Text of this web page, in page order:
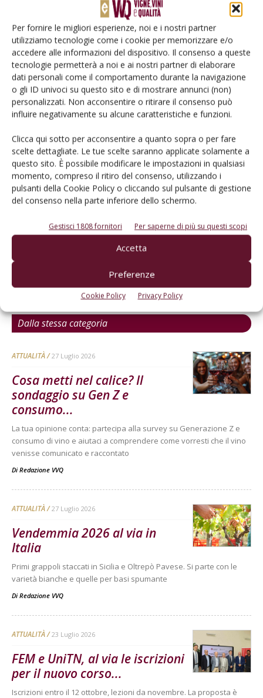
Per fornire le migliori esperienze, noi e i nostri partner
utilizziamo tecnologie come i cookie per memorizzare e/o
accedere alle informazioni del dispositivo. Il consenso a queste
tecnologie permetterà a noi e ai nostri partner di elaborare
dati personali come il comportamento durante la navigazione
o gli ID univoci su questo sito e di mostrare annunci (non)
personalizzati. Non acconsentire o ritirare il consenso può
influire negativamente su alcune caratteristiche e funzioni.
Clicca qui sotto per acconsentire a quanto sopra o per fare
scelte dettagliate. Le tue scelte saranno applicate solamente a
questo sito. È possibile modificare le impostazioni in qualsiasi
momento, compreso il ritiro del consenso, utilizzando i
pulsanti della Cookie Policy o cliccando sul pulsante di gestione
del consenso nella parte inferiore dello schermo.
Gestisci 1808 fornitori Per saperne di più su questi scopi
Accetta
Preferenze
Cookie Policy Privacy Policy
Catalogo Aziende e Prodotti
Un modo semplice per cercare un'azienda o un
prodotto!
Cerca adesso
L'Esperto risponde
I consigli di Terra e Vita agli agricoltori
Cerca adesso
Dalla stessa categoria
ATTUALITÀ 27 Luglio 2026
Cosa metti nel calice? Il
sondaggio su Gen Z e
consumo...
La tua opinione conta: partecipa alla survey su Generazione Z e
consumo di vino e aiutaci a comprendere come vorresti che il vino
venisse comunicato e raccontato
Di Redazione VVQ
ATTUALITÀ 27 Luglio 2026
Vendemmia 2026 al via in
Italia
Primi grappoli staccati in Sicilia e Oltrepò Pavese. Si parte con le
varietà bianche e quelle per basi spumante
Di Redazione VVQ
ATTUALITÀ 23 Luglio 2026
FEM e UniTN, al via le iscrizioni
per il nuovo corso...
Iscrizioni entro il 12 ottobre, lezioni da novembre. La proposta è